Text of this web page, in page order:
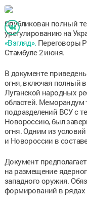
Опубликован полный
урегулированию на
«Взгляд». Переговоры
Стамбуле 2 июня.
В документе
огня, включая полный
Луганской народных
областей. Меморандум
подразделений ВСУ с
Новороссию, был
огня. Одним из
и Новороссии в
Документ
на размещение
западного оружия.
формирований в